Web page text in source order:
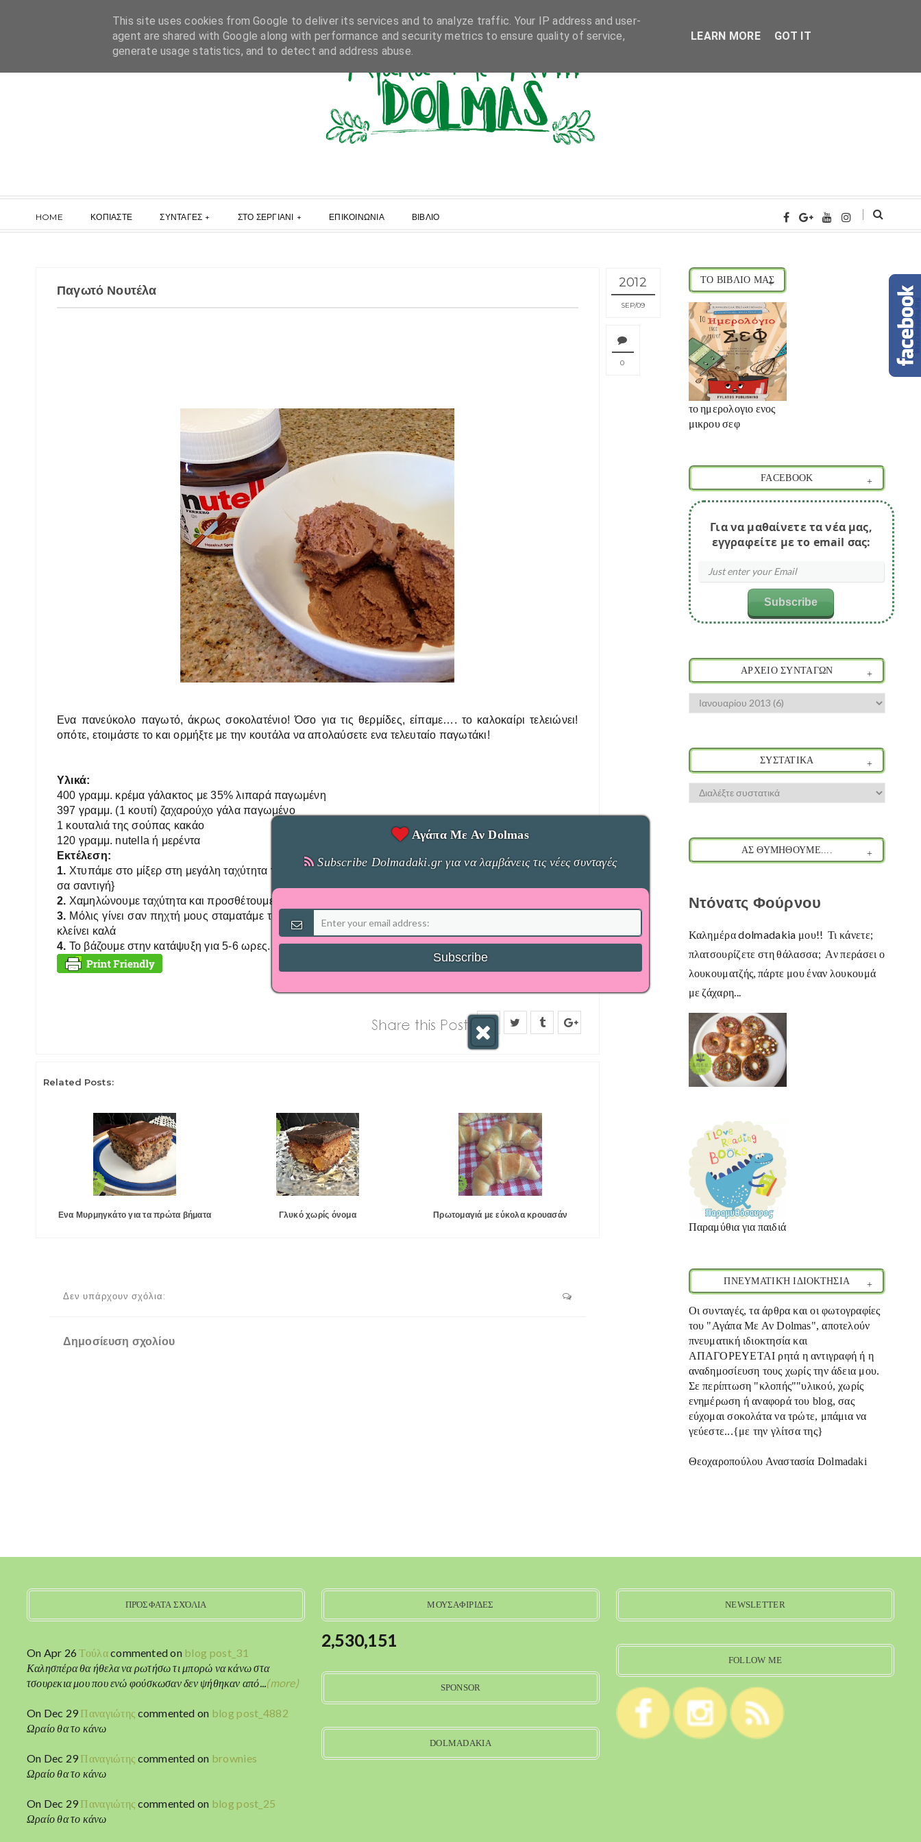
HOME ΚΟΠΙΑΣΤΕ ΣΥΝΤΑΓΕΣ ΣΤΟ ΣΕΡΓΙΑΝΙ ΕΠΙΚΟΙΝΩΝΙΑ ΒΙΒΛΙΟ
2012
SEP 09
0
Παγωτό Νουτέλα
Ενα πανεύκολο παγωτό, άκρως σοκολατένιο! Όσο για τις θερμίδες, είπαμε…. το καλοκαίρι τελειώνει!
οπότε, ετοιμάστε το και ορμήξτε με την κουτάλα να απολαύσετε ενα τελευταίο παγωτάκι!
Υλικά:
400 γραμμ. κρέμα γάλακτος με 35% λιπαρά παγωμένη
397 γραμμ. (1 κουτί) ζαχαρούχο γάλα παγωμένο
1 κουταλιά της σούπας κακάο
120 γραμμ. nutella ή μερέντα
Εκτέλεση:
1. Χτυπάμε στο μίξερ στη μεγάλη ταχύτητα την κρέμα γάλακτος μέχρι να πήξει {να μη γίνει τελείως σφιχτή
σα σαντιγή}
2. Χαμηλώνουμε ταχύτητα και προσθέτουμε σιγά σιγά το ζαχαρούχο. Ρίχνουμε το κακάο και την νουτέλα
3. Μόλις γίνει σαν πηχτή μους σταματάμε το χτύπημα και αδειάζουμε το παγωτό σε ενα τάπερ/μπολ που
κλείνει καλά
4. Το βάζουμε στην κατάψυξη για 5-6 ωρες. Καλύτερο είναι να το αφήσουμε όλο το βράδυ
Related Posts:
Ενα Μυρμηγκάτο για τα πρώτα βήματα Γλυκό χωρίς όνομα Πρωτομαγιά με εύκολα κρουασάν
Δεν υπάρχουν σχόλια:
Δημοσίευση σχολίου
ΤΟ ΒΙΒΛΙΟ ΜΑΣ
το ημερολογιο ενος
μικρου σεφ
FACEBOOK
Για να μαθαίνετε τα νέα μας,
εγγραφείτε με το email σας:
ΑΡΧΕΙΟ ΣΥΝΤΑΓΩΝ
ΣΥΣΤΑΤΙΚΑ
ΑΣ ΘΥΜΗΘΟΥΜΕ....
Ντόνατς Φούρνου
Καλημέρα dolmadakia μου!! Τι κάνετε;
πλατσουρίζετε στη θάλασσα; Αν περάσει ο
λουκουματζής, πάρτε μου έναν λουκουμά
με ζάχαρη...
Παραμύθια για παιδιά
ΠΝΕΥΜΑΤΙΚΉ ΙΔΙΟΚΤΗΣΙΑ
Οι συνταγές, τα άρθρα και οι φωτογραφίες
του "Αγάπα Με Αν Dolmas", αποτελούν
πνευματική ιδιοκτησία και
ΑΠΑΓΟΡΕΥΕΤΑΙ ρητά η αντιγραφή ή η
αναδημοσίευση τους χωρίς την άδεια μου.
Σε περίπτωση "κλοπής""υλικού, χωρίς
ενημέρωση ή αναφορά του blog, σας
εύχομαι σοκολάτα να τρώτε, μπάμια να
γεύεστε...{με την γλίτσα της}
Θεοχαροπούλου Αναστασία Dolmadaki
ΠΡΌΣΦΑΤΑ ΣΧΌΛΙΑ
On Apr 26Τούλαcommented on blog post_31
Καλησπέρα θα ήθελα να ρωτήσω τι μπορώ να κάνω στα
τσουρεκια μου που ενώ φούσκωσαν δεν ψήθηκαν από...(more)
On Dec 29Παναγιώτης commented on blog post_4882
Ωραίο θα το κάνω
On Dec 29Παναγιώτης commented on brownies
Ωραίο θα το κάνω
On Dec 29Παναγιώτης commented on blog post_25
Ωραίο θα το κάνω
ΜΟΥΣΑΦΙΡΙΔΕΣ
2,530,151
SPONSOR
DOLMADAKIA
NEWSLETTER
Αγάπα Με Αν Dolmas
Subscribe Dolmadaki.gr για να λαμβάνεις τις νέες συνταγές
FOLLOW ME
This site uses cookies from Google to deliver its services and to analyze traffic. Your IP address and user-
agent are shared with Google along with performance and security metrics to ensure quality of service,
generate usage statistics, and to detect and address abuse.
LEARN MORE GOT IT